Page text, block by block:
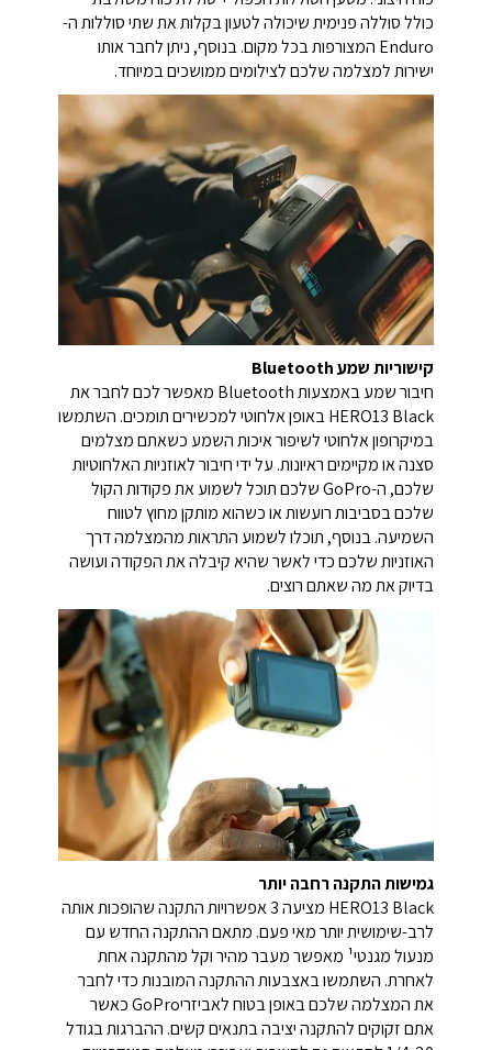
כולל סוללה פנימית שיכולה לטעון בקלות את שתי סוללות ה-
Enduro המצורפות בכל מקום. בנוסף, ניתן לחבר אותו
ישירות למצלמה שלכם לצילומים ממושכים במיוחד.
קישוריות שמע Bluetooth
חיבור שמע באמצעות Bluetooth מאפשר לכם לחבר את
HERO13 Black באופן אלחוטי למכשירים תומכים. השתמשו
במיקרופון אלחוטי לשיפור איכות השמע כשאתם מצלמים
סצנה או מקיימים ראיונות. על ידי חיבור לאוזניות האלחוטיות
שלכם, ה-GoPro שלכם תוכל לשמוע את פקודות הקול
שלכם בסביבות רועשות או כשהוא מותקן מחוץ לטווח
השמיעה. בנוסף, תוכלו לשמוע התראות מהמצלמה דרך
האוזניות שלכם כדי לאשר שהיא קיבלה את הפקודה ועושה
בדיוק את מה שאתם רוצים.
גמישות התקנה רחבה יותר
HERO13 Black מציעה 3 אפשרויות התקנה שהופכות אותה
לרב-שימושית יותר מאי פעם. מתאם ההתקנה החדש עם
מנעול מגנטי¹ מאפשר מעבר מהיר וקל מהתקנה אחת
לאחרת. השתמשו באצבעות ההתקנה המובנות כדי לחבר
את המצלמה שלכם באופן בטוח לאביזריGoPro כאשר
אתם זקוקים להתקנה יציבה בתנאים קשים. ההברגות בגודל